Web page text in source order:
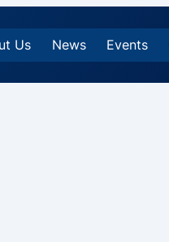
Us News Events